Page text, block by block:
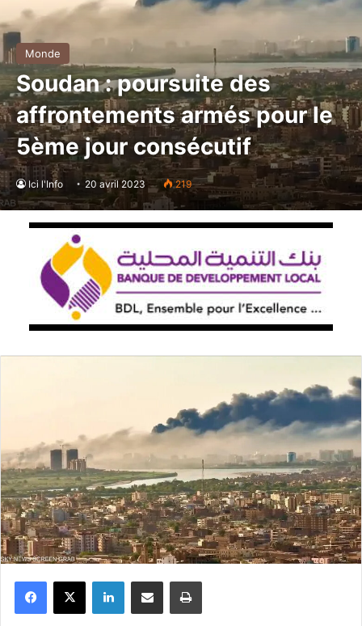
Monde
Soudan : poursuite des
affrontements armés pour le
5ème jour consécutif
Ici l'Info 20 avril 2023 219